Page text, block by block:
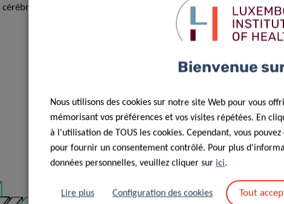
au moyen de l’apprentissage fédéré.
Bienvenue
Nous utilisons des cookies sur notre site Web pour vous
mémorisant vos préférences et vos visites répétées. En
à l'utilisation de TOUS les cookies. Cependant, vous
pour fournir un consentement contrôlé. Pour plus
données personnelles, veuillez cliquer sur ici.
Lire plus Configuration des cookies Tout